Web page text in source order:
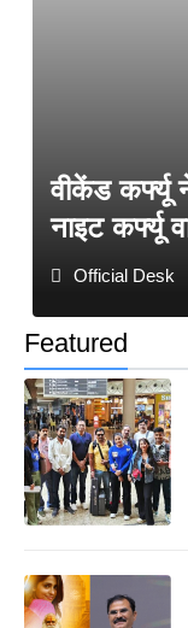
Featured
वीकेंड कर्फ्यू
नाइट कर्फ्यू
Official Desk